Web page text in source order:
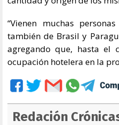
“Vienen muchas
también de Brasil y
agregando que, hasta el
ocupación hotelera en la
Redación